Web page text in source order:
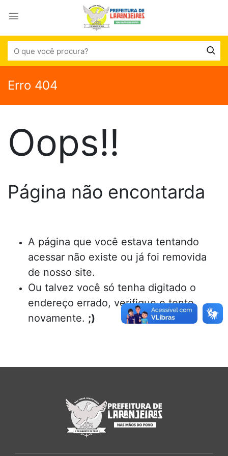
Erro 404
Oops!!
Página não encontarda
A página que você estava tentando
acessar não existe ou já foi removida
de nosso site.
Ou talvez você só tenha digitado o
endereço errado, verifique e tente
novamente. ;)